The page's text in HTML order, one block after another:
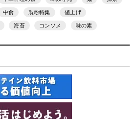
中食 製粉特集 値上げ
海苔 コンソメ 味の素